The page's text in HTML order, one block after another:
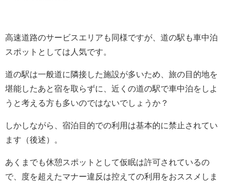
高速道路のサービスエリアも同様ですが、道の駅も車中泊
スポットとしては人気です。
道の駅は一般道に隣接した施設が多いため、旅の目的地を
堪能したあと宿を取らずに、近くの道の駅で車中泊をしよ
うと考える方も多いのではないでしょうか？
しかしながら、宿泊目的での利用は基本的に禁止されてい
ます（後述）。
あくまでも休憩スポットとして仮眠は許可されているの
で、度を超えたマナー違反は控えての利用をおススメしま